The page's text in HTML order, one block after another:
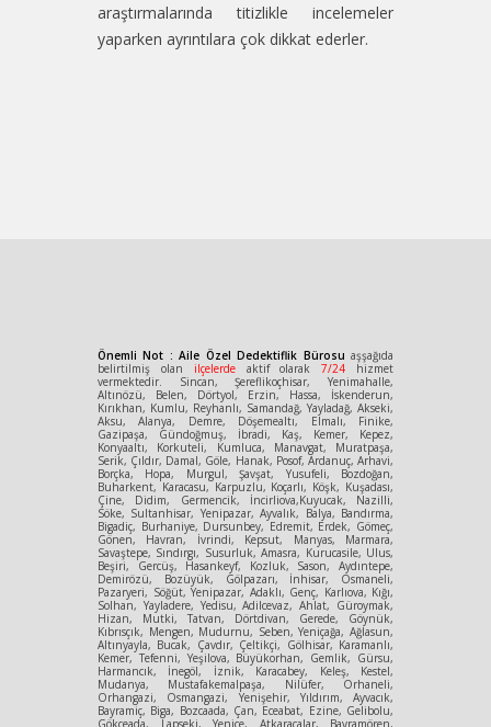
araştırmalarında titizlikle incelemeler
yaparken ayrıntılara çok dikkat ederler.
Önemli Not : Aile Özel Dedektiflik Bürosu aşşağıda
belirtilmiş olan ilçelerdeaktif olarak7/24 hizmet
vermektedir. Sincan, Şereflikoçhisar, Yenimahalle,
Altınözü, Belen, Dörtyol, Erzin, Hassa, İskenderun,
Kırıkhan, Kumlu, Reyhanlı, Samandağ, Yayladağ, Akseki,
Aksu, Alanya, Demre, Döşemealtı, Elmalı, Finike,
Gazipaşa, Gündoğmuş, İbradi, Kaş, Kemer, Kepez,
Konyaaltı, Korkuteli, Kumluca, Manavgat, Muratpaşa,
Serik, Çıldır, Damal, Göle, Hanak, Posof, Ardanuç, Arhavi,
Borçka, Hopa, Murgul, Şavşat, Yusufeli, Bozdoğan,
Buharkent, Karacasu, Karpuzlu, Koçarlı, Köşk, Kuşadası,
Çine, Didim, Germencik, İncirliova,Kuyucak, Nazilli,
Söke, Sultanhisar, Yenipazar, Ayvalık, Balya, Bandırma,
Bigadiç, Burhaniye, Dursunbey, Edremit, Erdek, Gömeç,
Gönen, Havran, İvrindi, Kepsut, Manyas, Marmara,
Savaştepe, Sındırgı, Susurluk, Amasra, Kurucasile, Ulus,
Beşiri, Gercüş, Hasankeyf, Kozluk, Sason, Aydıntepe,
Demirözü, Bozüyük, Gölpazarı, İnhisar, Osmaneli,
Pazaryeri, Söğüt, Yenipazar, Adaklı, Genç, Karlıova, Kığı,
Solhan, Yayladere, Yedisu, Adilcevaz, Ahlat, Güroymak,
Hizan, Mutki, Tatvan, Dörtdivan, Gerede, Göynük,
Kıbrısçık, Mengen, Mudurnu, Seben, Yeniçağa, Ağlasun,
Altınyayla, Bucak, Çavdır, Çeltikçi, Gölhisar, Karamanlı,
Kemer, Tefenni, Yeşilova, Büyükorhan, Gemlik, Gürsu,
Harmancık, İnegöl, İznik, Karacabey, Keleş, Kestel,
Mudanya, Mustafakemalpaşa, Nilüfer, Orhaneli,
Orhangazi, Osmangazi, Yenişehir, Yıldırım, Ayvacık,
Bayramiç, Biga, Bozcaada, Çan, Eceabat, Ezine, Gelibolu,